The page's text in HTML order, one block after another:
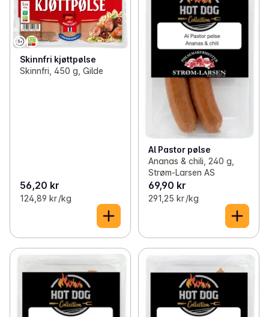
Skinnfri kjøttpølse
Skinnfri, 450 g, Gilde
56,20 kr
124,89 kr /kg
Al Pastor pølse
Ananas & chili, 240 g,
Strøm-Larsen AS
69,90 kr
291,25 kr /kg